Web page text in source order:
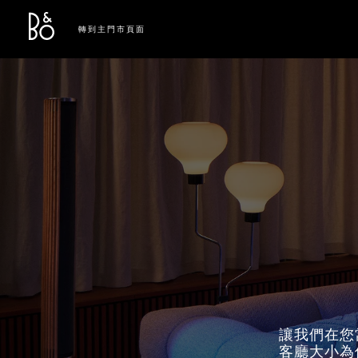
Bang & Olufsen - Exist to Create
轉到主門市頁面
讓我們在
客廳大小